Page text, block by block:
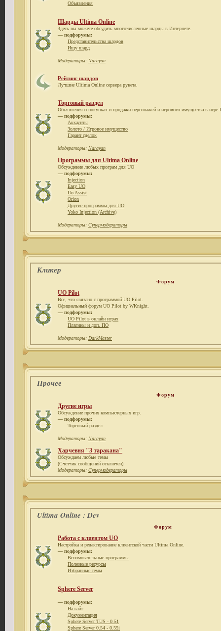
Объявления
Шарды Ultima Online
Здесь вы можете обсудить многочисленные шарды в Интернете.
— подфорумы:
Представительства шардов
Ищу шард
Модераторы: Narayan
Рейтинг шардов
Лучшие Ultima Online сервера рунета.
Торговый раздел
Объявления о покупках и продажи персонажей и игрового имущества в
— подфорумы:
Аккаунты
Золото / Игровое имущество
Гарант сделок
Модераторы: Narayan
Программы для Ultima Online
Обсуждение любых програм для UO
— подфорумы:
Injection
Easy UO
Uo Assist
Orion
Другие программы для UO
Yoko Injection (Archive)
Модераторы: Супермодераторы
Кликер
Форум
UO Pilot
Всё, что связано с программой UO Pilot.
Официальный форум UO Pilot by WKnight.
— подфорумы:
UO Pilot в онлайн играх
Плагины и доп. ПО
Модераторы: DarkMaster
Прочее
Форум
Другие игры
Обсуждение прочих компьютерных игр.
— подфорумы:
Торговый раздел
Модераторы: Narayan
Харчевня "3 таракана"
Обсуждаем любые темы
(Счетчик сообщений отключен).
Модераторы: Супермодераторы
Ultima Online : Dev
Форум
Работа с клиентом UO
Настройка и редактирование клиентской части Ultima Online.
— подфорумы:
Вспомогательные программы
Полезные ресурсы
Избранные темы
Sphere Server
— подфорумы:
На сайт
Документация
Sphere Server TUS - 0.51
Sphere Server 0.54 - 0.55i